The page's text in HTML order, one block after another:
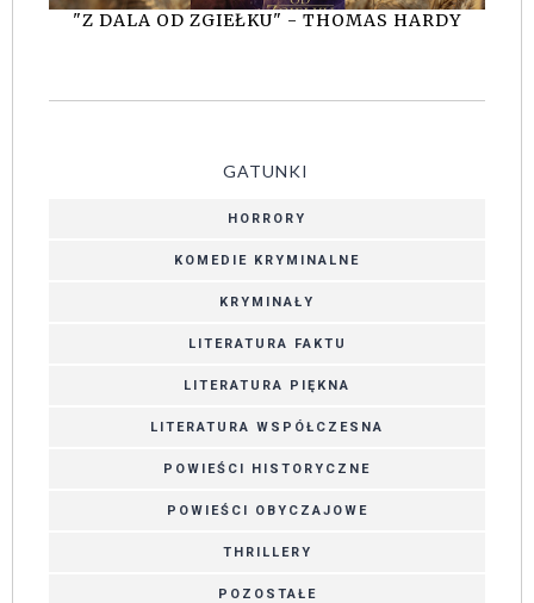
"Z DALA OD ZGIEŁKU" - THOMAS HARDY
GATUNKI
HORRORY
KOMEDIE KRYMINALNE
KRYMINAŁY
LITERATURA FAKTU
LITERATURA PIĘKNA
LITERATURA WSPÓŁCZESNA
POWIEŚCI HISTORYCZNE
POWIEŚCI OBYCZAJOWE
THRILLERY
POZOSTAŁE